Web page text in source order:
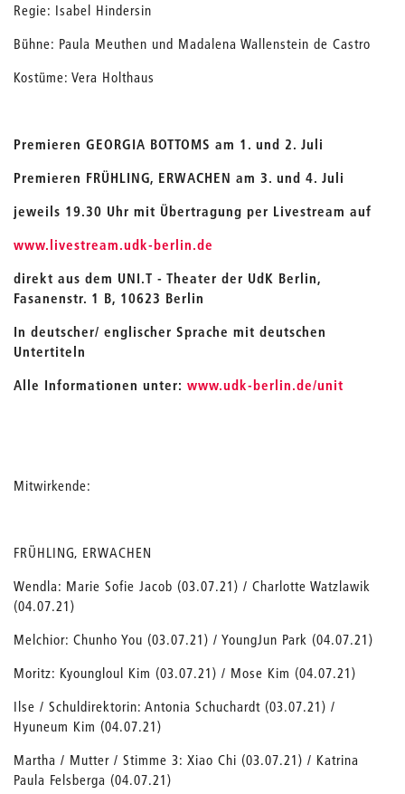
Regie: Isabel Hindersin
Bühne: Paula Meuthen und Madalena Wallenstein de Castro
Kostüme: Vera Holthaus
Premieren GEORGIA BOTTOMS am 1. und 2. Juli
Premieren FRÜHLING, ERWACHEN am 3. und 4. Juli
jeweils 19.30 Uhr mit Übertragung per Livestream auf
www.livestream.udk-berlin.de
direkt aus dem UNI.T - Theater der UdK Berlin,
Fasanenstr. 1 B, 10623 Berlin
In deutscher/ englischer Sprache mit deutschen
Untertiteln
Alle Informationen unter: www.udk-berlin.de/unit
Mitwirkende:
FRÜHLING, ERWACHEN
Wendla: Marie Sofie Jacob (03.07.21) / Charlotte Watzlawik
(04.07.21)
Melchior: Chunho You (03.07.21) / YoungJun Park (04.07.21)
Moritz: Kyoungloul Kim (03.07.21) / Mose Kim (04.07.21)
Ilse / Schuldirektorin: Antonia Schuchardt (03.07.21) /
Hyuneum Kim (04.07.21)
Martha / Mutter / Stimme 3: Xiao Chi (03.07.21) / Katrina
Paula Felsberga (04.07.21)